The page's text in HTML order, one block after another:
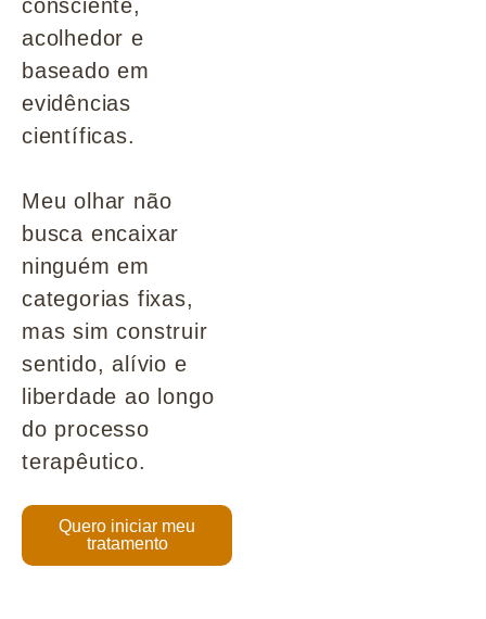
consciente,
acolhedor e
baseado em
evidências
científicas.
Meu olhar não
busca encaixar
ninguém em
categorias fixas,
mas sim construir
sentido, alívio e
liberdade ao longo
do processo
terapêutico.
Quero iniciar meu
tratamento